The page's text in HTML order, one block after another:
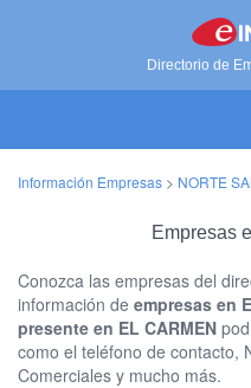
Directorio de
Información Empresas > NORTE
Empresas
Conozca las empresas del
información de empresas en
presente en EL CARMEN
como el teléfono de contacto,
Comerciales y mucho más.